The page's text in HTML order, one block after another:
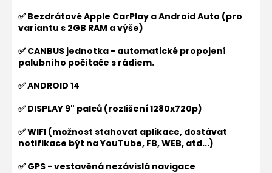
✅ Bezdrátové Apple CarPlay a Android Auto (pro
variantu s 2GB RAM a výše)
✅ CANBUS jednotka - automatické propojení
palubního počítače s rádiem.
✅ ANDROID 14
✅ DISPLAY 9" palců (rozlišení 1280x720p)
✅ WIFI (možnost stahovat aplikace, dostávat
notifikace být na YouTube, FB, WEB, atd...)
✅ GPS - vestavěná nezávislá navigace